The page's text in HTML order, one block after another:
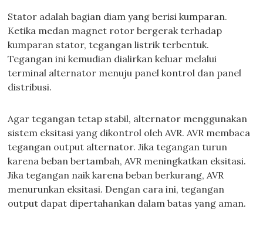
Stator adalah bagian diam yang berisi kumparan.
Ketika medan magnet rotor bergerak terhadap
kumparan stator, tegangan listrik terbentuk.
Tegangan ini kemudian dialirkan keluar melalui
terminal alternator menuju panel kontrol dan panel
distribusi.
Agar tegangan tetap stabil, alternator menggunakan
sistem eksitasi yang dikontrol oleh AVR. AVR membaca
tegangan output alternator. Jika tegangan turun
karena beban bertambah, AVR meningkatkan eksitasi.
Jika tegangan naik karena beban berkurang, AVR
menurunkan eksitasi. Dengan cara ini, tegangan
output dapat dipertahankan dalam batas yang aman.